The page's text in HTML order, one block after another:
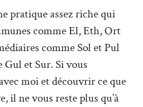
pratique assez riche qui
comme El, Eth, Ort
comme Sol et Pul
Gul et Sur. Si vous
moi et découvrir ce que
il ne vous reste plus qu’à